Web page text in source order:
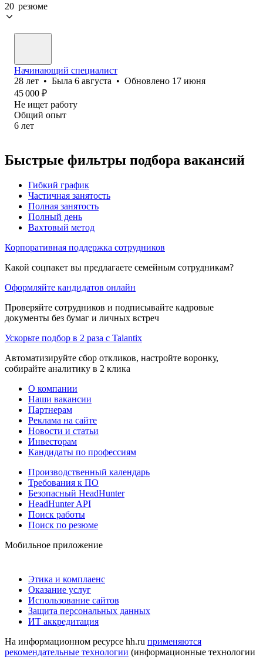
20 резюме
Начинающий специалист
28 лет • Была 6 августа • Обновлено 17 июня
45 000 ₽
Не ищет работу
Общий опыт
6 лет
Быстрые фильтры подбора вакансий
Гибкий график
Частичная занятость
Полная занятость
Полный день
Вахтовый метод
Корпоративная поддержка сотрудников
Какой соцпакет вы предлагаете семейным сотрудникам?
Оформляйте кандидатов онлайн
Проверяйте сотрудников и подписывайте кадровые
документы без бумаг и личных встреч
Ускорьте подбор в 2 раза с Talantix
Автоматизируйте сбор откликов, настройте воронку,
собирайте аналитику в 2 клика
О компании
Наши вакансии
Партнерам
Реклама на сайте
Новости и статьи
Инвесторам
Кандидаты по профессиям
Производственный календарь
Требования к ПО
Безопасный HeadHunter
HeadHunter API
Поиск работы
Поиск по резюме
Мобильное приложение
Этика и комплаенс
Оказание услуг
Использование сайтов
Защита персональных данных
ИТ аккредитация
На информационном ресурсе hh.ru применяются
рекомендательные технологии (информационные технологии